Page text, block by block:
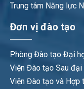
Trung tâm Năng lực
Đơn vị đào tạo
Phòng Đào tạo Đại
Viện Đào tạo Sau
Viện Đào tạo và Hợp